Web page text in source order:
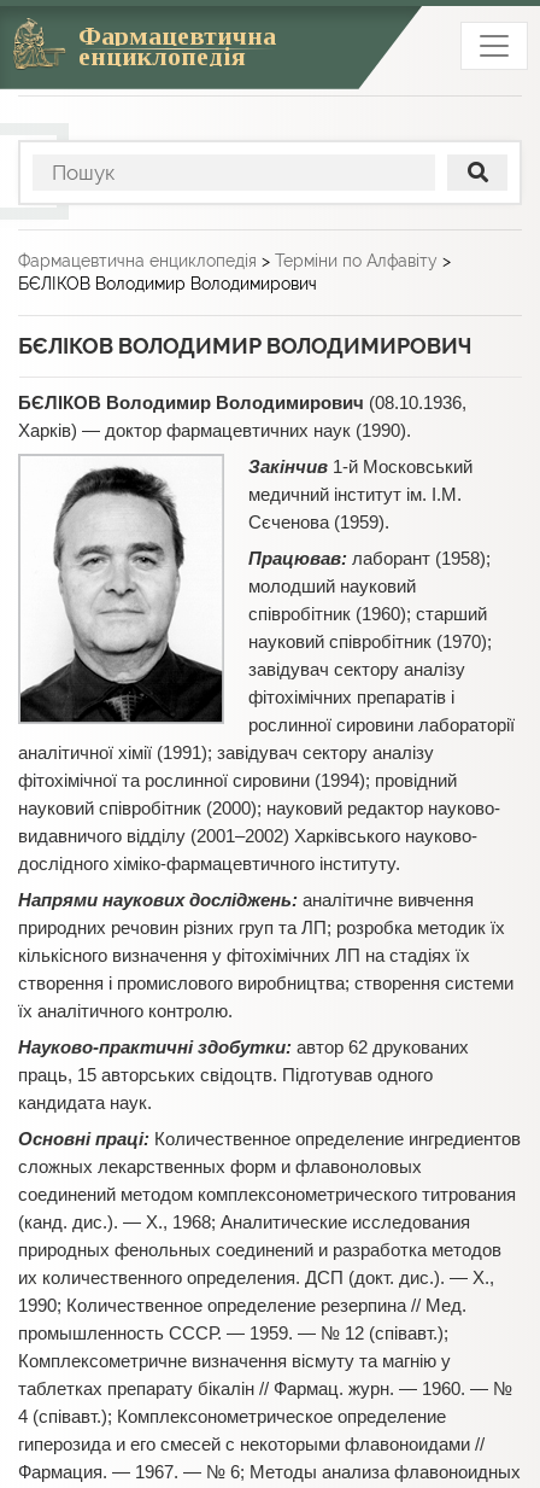
Фармацевтична
енциклопедія
Фармацевтична енциклопедія > Терміни по Алфавіту >
БЄЛІКОВ Володимир Володимирович
БЄЛІКОВ ВОЛОДИМИР ВОЛОДИМИРОВИЧ
БЄЛІКОВ Володимир Володимирович (08.10.1936,
Харків) — доктор фармацевтичних наук (1990).
Закінчив 1-й Московський
медичний інститут ім. І.М.
Сєченова (1959).
Працював: лаборант (1958);
молодший науковий
співробітник (1960); старший
науковий співробітник (1970);
завідувач сектору аналізу
фітохімічних препаратів і
рослинної сировини лабораторії
аналітичної хімії (1991); завідувач сектору аналізу
фітохімічної та рослинної сировини (1994); провідний
науковий співробітник (2000); науковий редактор науково-
видавничого відділу (2001–2002) Харківського науково-
дослідного хіміко-фармацевтичного інституту.
Напрями наукових досліджень: аналітичне вивчення
природних речовин різних груп та ЛП; розробка методик їх
кількісного визначення у фітохімічних ЛП на стадіях їх
створення і промислового виробництва; створення системи
їх аналітичного контролю.
Науково-практичні здобутки: автор 62 друкованих
праць, 15 авторських свідоцтв. Підготував одного
кандидата наук.
Основні праці: Количественное определение ингредиентов
сложных лекарственных форм и флавоноловых
соединений методом комплексонометрического титрования
(канд. дис.). — Х., 1968; Аналитические исследования
природных фенольных соединений и разработка методов
их количественного определения. ДСП (докт. дис.). — Х.,
1990; Количественное определение резерпина // Мед.
промышленность СССР. — 1959. — № 12 (співавт.);
Комплексометричне визначення вісмуту та магнію у
таблетках препарату бікалін // Фармац. журн. — 1960. — №
4 (співавт.); Комплексонометрическое определение
гиперозида и его смесей с некоторыми флавоноидами //
Фармация. — 1967. — № 6; Методы анализа флавоноидных